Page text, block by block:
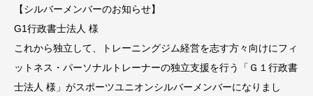
【シルバーメンバーのお知らせ】
G1行政書士法人 様
これから独立して、トレーニングジム経営を志す方々向けにフィ
ットネス・パーソナルトレーナーの独立支援を行う「Ｇ１行政書
士法人 様」がスポーツユニオンシルバーメンバーになりまし